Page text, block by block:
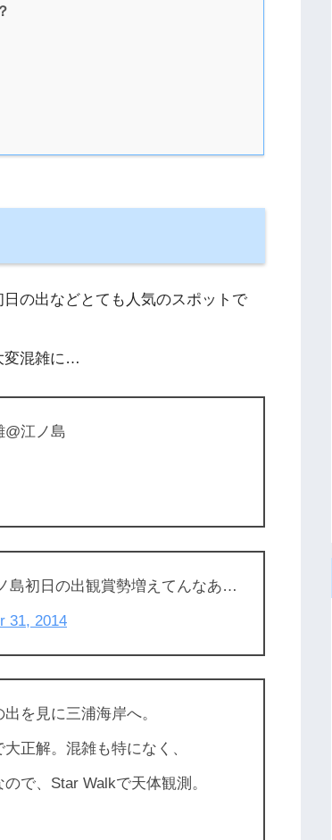
の出などとても人気のスポットで
変混雑に…
@江ノ島
島初日の出観賞勢増えてんなあ…
31, 2014
を見に三浦海岸へ。
正解。混雑も特になく、
で、Star Walkで天体観測。